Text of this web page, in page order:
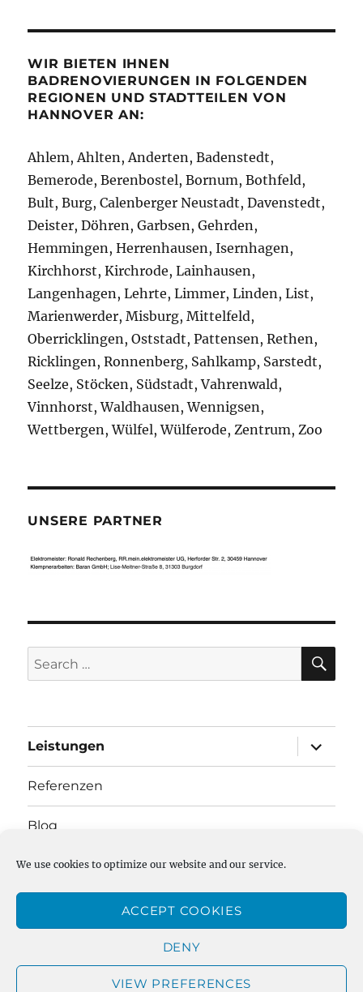
We use cookies to optimize our website and our service.
ACCEPT COOKIES
DENY
VIEW PREFERENCES
WIR BIETEN IHNEN
BADRENOVIERUNGEN IN FOLGENDEN
REGIONEN UND STADTTEILEN VON
HANNOVER AN:
Ahlem, Ahlten, Anderten, Badenstedt,
Bemerode, Berenbostel, Bornum, Bothfeld,
Bult, Burg, Calenberger Neustadt, Davenstedt,
Deister, Döhren, Garbsen, Gehrden,
Hemmingen, Herrenhausen, Isernhagen,
Kirchhorst, Kirchrode, Lainhausen,
Langenhagen, Lehrte, Limmer, Linden, List,
Marienwerder, Misburg, Mittelfeld,
Oberricklingen, Oststadt, Pattensen, Rethen,
Ricklingen, Ronnenberg, Sahlkamp, Sarstedt,
Seelze, Stöcken, Südstadt, Vahrenwald,
Vinnhorst, Waldhausen, Wennigsen,
Wettbergen, Wülfel, Wülferode, Zentrum, Zoo
UNSERE PARTNER
Search
for:
Leistungen
expand
child
menu
Referenzen
Blog
Impressum